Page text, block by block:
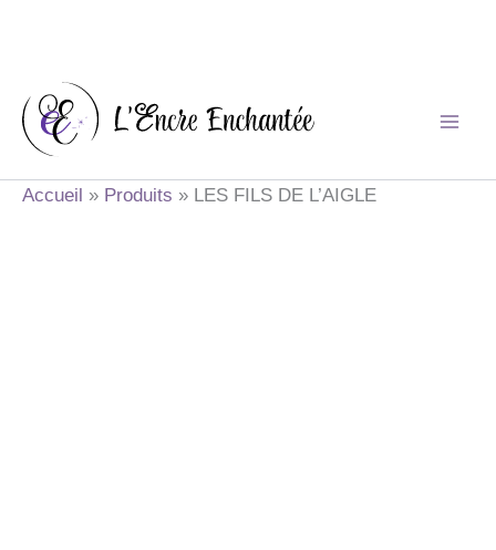
contenu
Accueil Produits LES FILS DE L’AIGLE